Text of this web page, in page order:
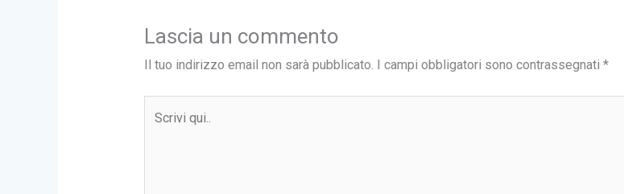
Lascia un commento
Il tuo indirizzo email non sarà pubblicato. I campi obbligatori sono contrassegnati *